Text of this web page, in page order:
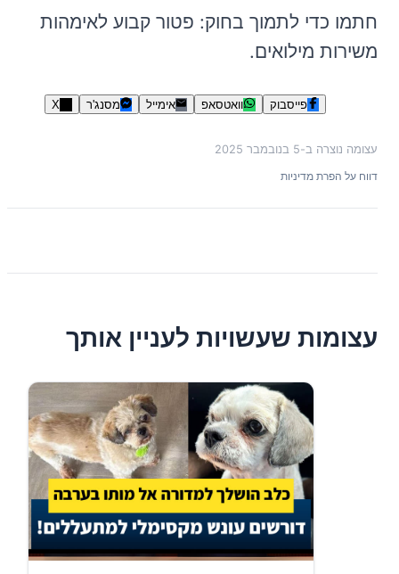
חתמו כדי לתמוך בחוק: פטור קבוע לאימהות
משירות מילואים.
פייסבוק וואטסאפ אימייל מסנג'ר X
עצומה נוצרה ב-5 בנובמבר 2025
דווח על הפרת מדיניות
עצומות שעשויות לעניין אותך